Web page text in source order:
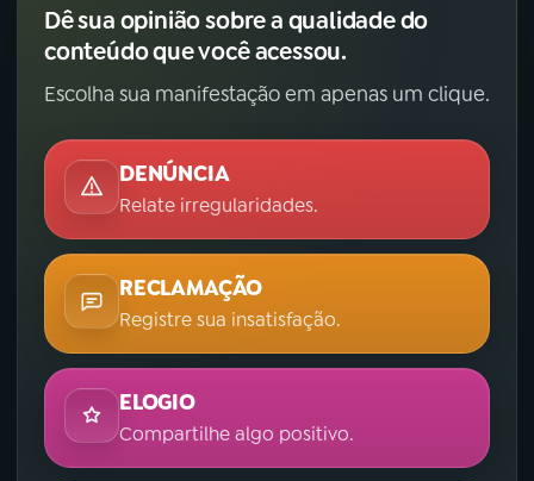
Dê sua opinião sobre a qualidade do
conteúdo que você acessou.
Escolha sua manifestação em apenas um clique.
DENÚNCIA
Relate irregularidades.
RECLAMAÇÃO
Registre sua insatisfação.
ELOGIO
Compartilhe algo positivo.